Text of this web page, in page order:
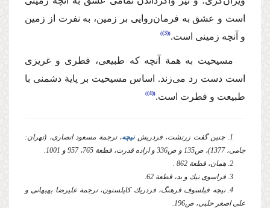
است و عشق به فرمان‌روایی بر زمین،‌ به نفرت از زمین
و آنچه زمینی است. (3)
‌مسیحیت به همة‌ آنچه كه طبیعی، فطری و غریزی‌
است دست رد می‌زند. اساس مسیحیت بر پایة‌ دشمنی با
طبیعت و فطرت است. (4)
1. چنین گفت زرتشت، فردریش نیچه،‌ ترجمة مسعود انصاری،‌ (تهران:
جامی، 1377)، ص135 و ص336 و اراده قدرت،‌ قطعة 765، 957 و 1001.
2. همان، قطعة 862 .
3. فراسوی نیك و بد، قطعة 62.
4. نیچه فیلسوف فرهنگ، فردریك كاپلستون، ترجمة علیرضا بهبهانی و
علی اصغر حلبی، ص196.